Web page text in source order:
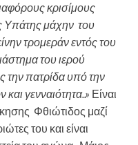
κρισίμους
Υπάτης μάχην του
τρομεράν εντός του
του ιερού
την πατρίδα υπό την
και γενναιότητα..» Είναι
Φθιώτιδος μαζί
του και είναι